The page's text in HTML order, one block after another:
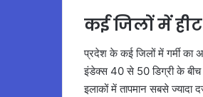
कई जिलों में
प्रदेश के कई जिलों में गर्मी का
इंडेक्स 40 से 50 डिग्री के बीच
इलाकों में तापमान सबसे ज्यादा